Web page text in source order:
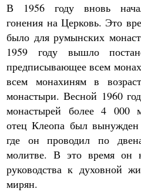
В 1956 году вновь
гонения на Церковь. Это
было для румынских
1959 году вышло
предписывающее всем
всем монахиням в
монастыри. Весной 1960
монастырей более 4 000
отец Клеопа был
где он проводил по
молитве. В это время он
руководства к духовной
мирян.